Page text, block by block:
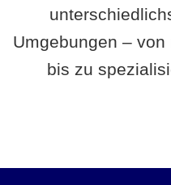
Umgebungen –
bis zu